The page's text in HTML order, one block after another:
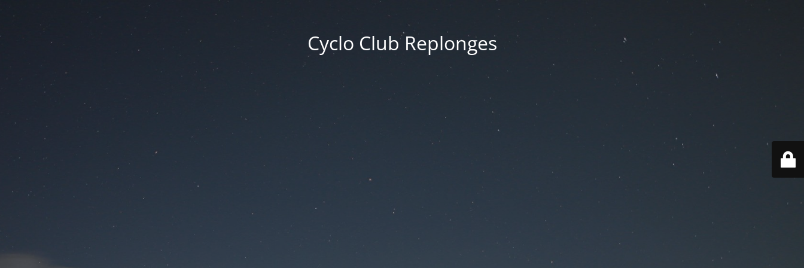
Cyclo Club Replonges